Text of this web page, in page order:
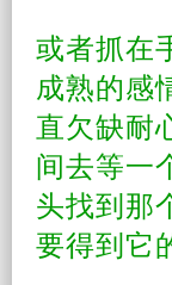
或者抓在
成熟的感
直欠缺耐
间去等一
头找到那
要得到它